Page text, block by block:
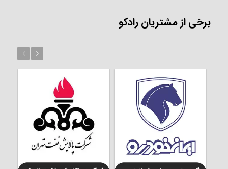
برخی از مشتریان رادکو